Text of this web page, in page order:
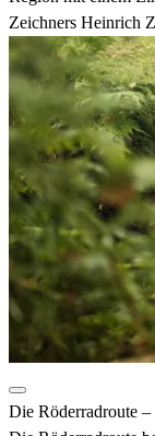
Zeichners Heinrich
Die Röderradroute